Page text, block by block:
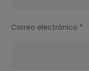
Correo electrónico *